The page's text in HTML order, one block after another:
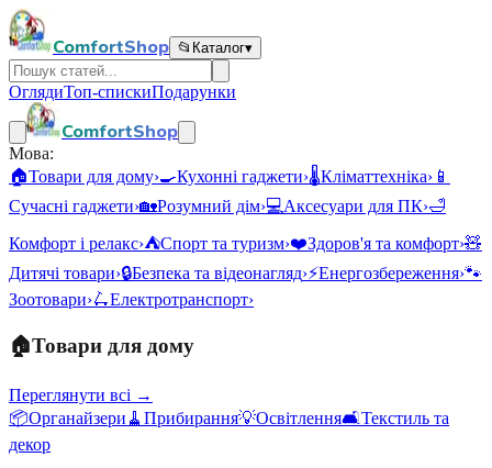
ComfortShop 📂 Каталог▾
ОглядиТоп-спискиПодарунки
ComfortShop
Мова:
🏠Товари для дому›🍳Кухонні гаджети›🌡️Кліматтехніка› 📱
Сучасні гаджети›🏡Розумний дім›💻Аксесуари для ПК›🛁
Комфорт і релакс›⛺Спорт та туризм›❤️Здоров'я та комфорт›🧸
Дитячі товари›🔒Безпека та відеонагляд›⚡Енергозбереження›🐾
Зоотовари›🛴Електротранспорт›
🏠Товари для дому
Переглянути всі →
📦Органайзери 🧹 Прибирання💡Освітлення🛋️Текстиль та
декор